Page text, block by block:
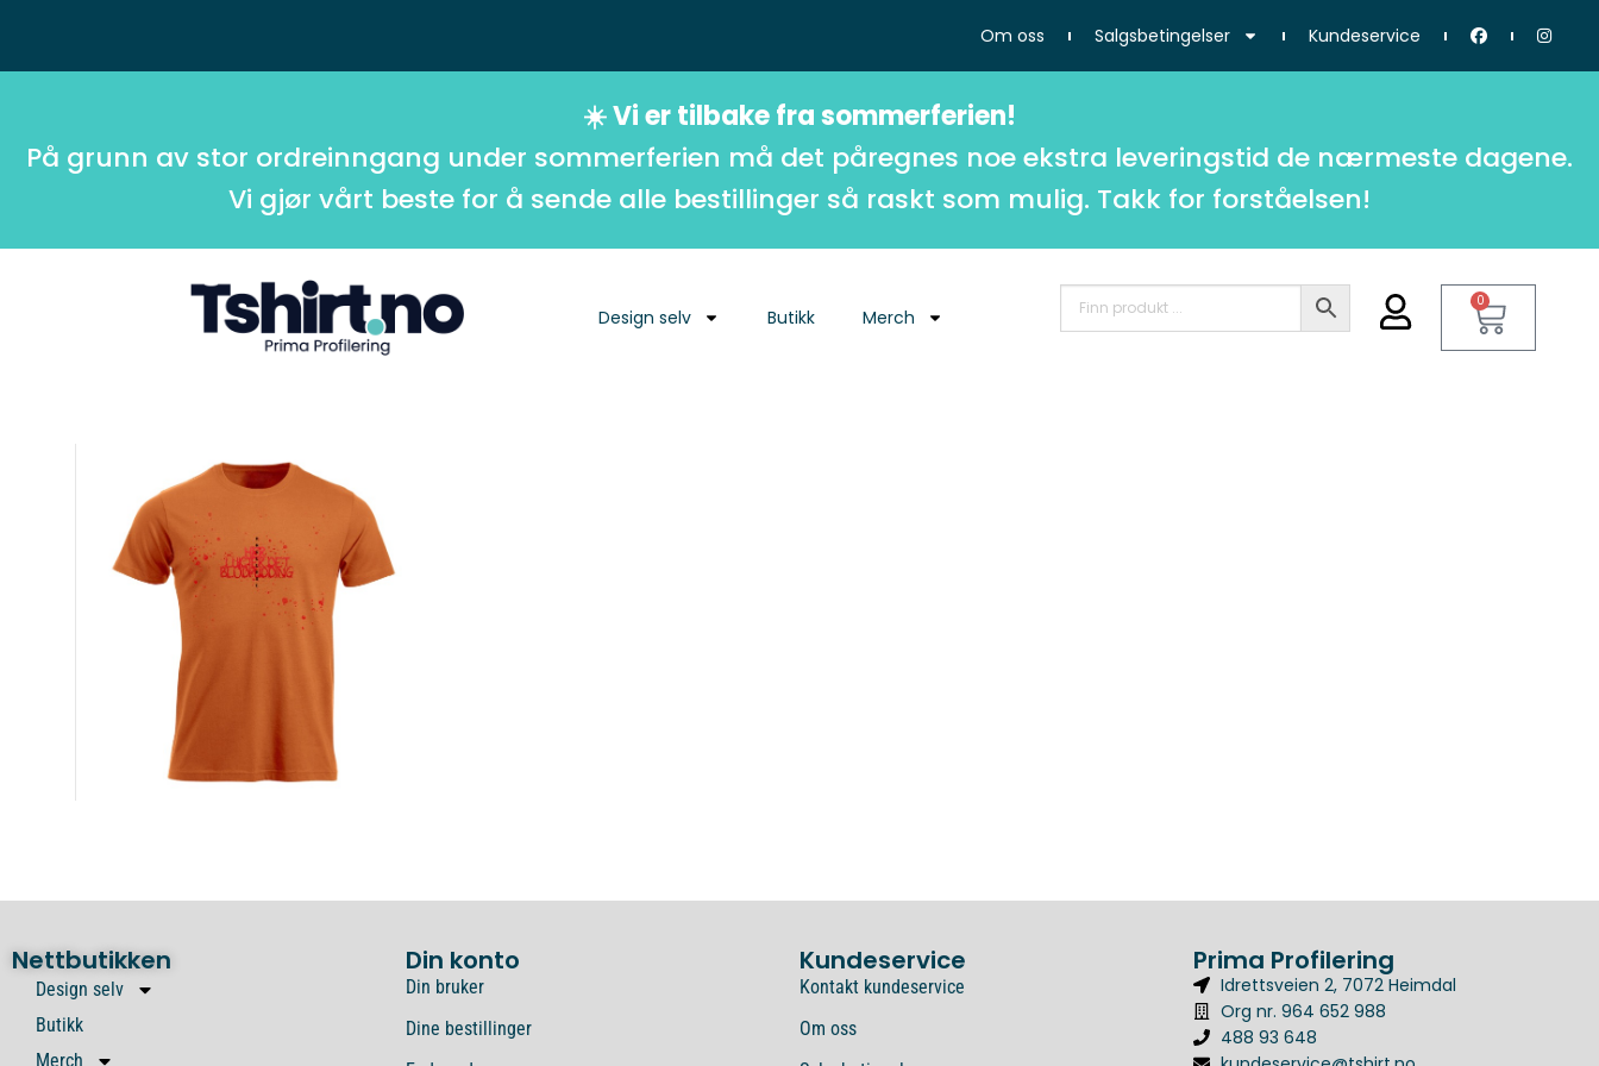
Om oss Salgsbetingelser Kundeservice
☀️ Vi er tilbake fra sommerferien!
På grunn av stor ordreinngang under sommerferien må det påregnes noe ekstra leveringstid de nærmeste dagene.
Vi gjør vårt beste for å sende alle bestillinger så raskt som mulig. Takk for forståelsen!
Design selv Butikk Merch
0
Nettbutikken Din konto Kundeservice Prima Profilering
Design selv
Butikk
Merch
Din bruker
Dine bestillinger
Kontakt kundeservice
Om oss
Idrettsveien 2, 7072 Heimdal
Org nr. 964 652 988
488 93 648